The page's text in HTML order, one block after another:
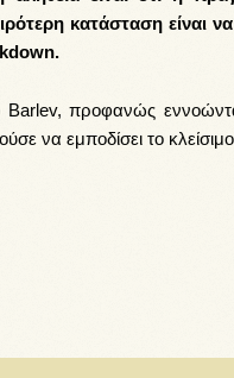
κατάσταση είναι
Barlev, προφανώς
να εμποδίσει το